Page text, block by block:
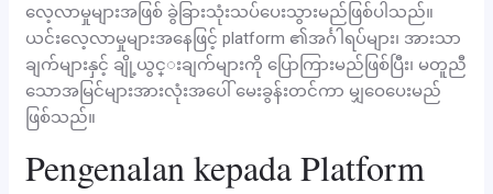
လေ့လာမှုများအဖြစ် ခွဲခြားသုံးသပ်ပေးသွားမည်ဖြစ်ပါသည်။
ယင်းလေ့လာမှုများအနေဖြင့် platform ၏အင်္ဂါရပ်များ၊ အားသာ
ချက်များနှင့် ချို့ယွင္းချက်များကို ပြောကြားမည်ဖြစ်ပြီး၊ မတူညီ
သောအမြင်များအားလုံးအပေါ် မေးခွန်းတင်ကာ မျှဝေပေးမည်
ဖြစ်သည်။
Pengenalan kepada Platform